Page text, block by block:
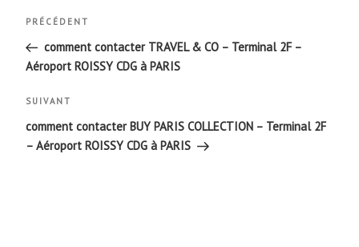
Navigation
de
l’article
Article
précédent
PRÉCÉDENT
comment contacter TRAVEL & CO – Terminal 2F –
Aéroport ROISSY CDG à PARIS
Article
suivant
SUIVANT
comment contacter BUY PARIS COLLECTION – Terminal 2F
– Aéroport ROISSY CDG à PARIS